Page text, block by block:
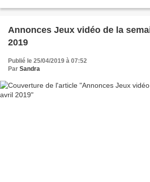
Annonces Jeux vidéo de la
2019
Publié le 25/04/2019 à 07:52
Par Sandra